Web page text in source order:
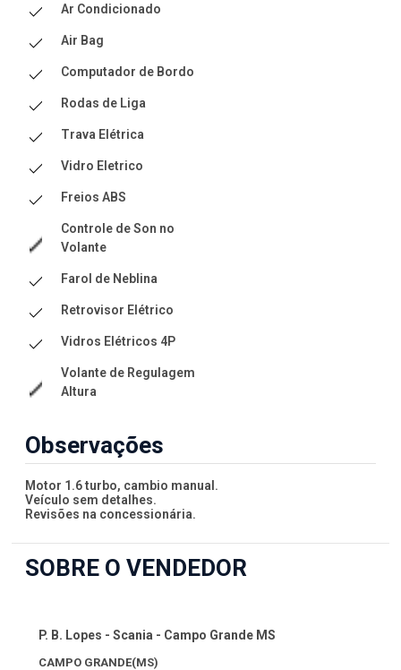
Ar Condicionado
Air Bag
Computador de Bordo
Rodas de Liga
Trava Elétrica
Vidro Eletrico
Freios ABS
Controle de Son no
Volante
Farol de Neblina
Retrovisor Elétrico
Vidros Elétricos 4P
Volante de Regulagem
Altura
Observações
Motor 1.6 turbo, cambio manual.
Veículo sem detalhes.
Revisões na concessionária.
SOBRE O VENDEDOR
P. B. Lopes - Scania - Campo Grande MS
CAMPO GRANDE(MS)